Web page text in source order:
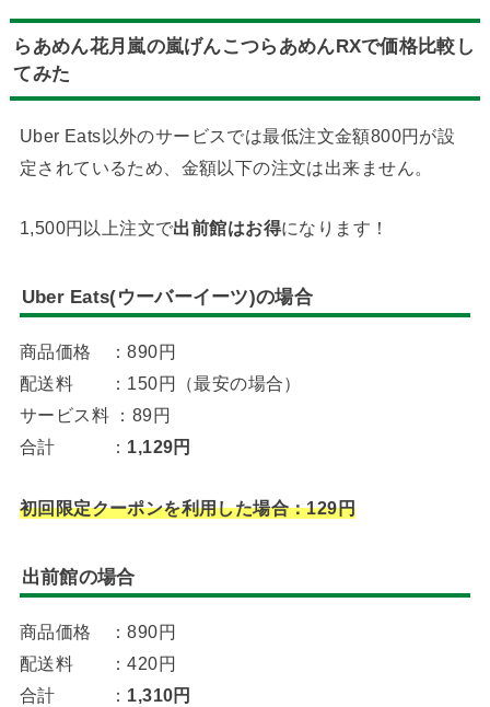
らあめん花月嵐の嵐げんこつらあめんRXで価格比較し
てみた
Uber Eats以外のサービスでは最低注文金額800円が設
定されているため、金額以下の注文は出来ません。
1,500円以上注文で出前館はお得になります！
Uber Eats(ウーバーイーツ)の場合
商品価格 ：890円
配送料 ：150円（最安の場合）
サービス料 ：89円
合計 ： 1,129円
初回限定クーポンを利用した場合：129円
出前館の場合
商品価格 ：890円
配送料 ：420円
合計 ： 1,310円